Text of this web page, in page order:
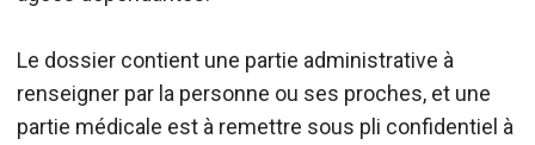
Le dossier contient une partie administrative à
renseigner par la personne ou ses proches, et une
partie médicale est à remettre sous pli confidentiel à